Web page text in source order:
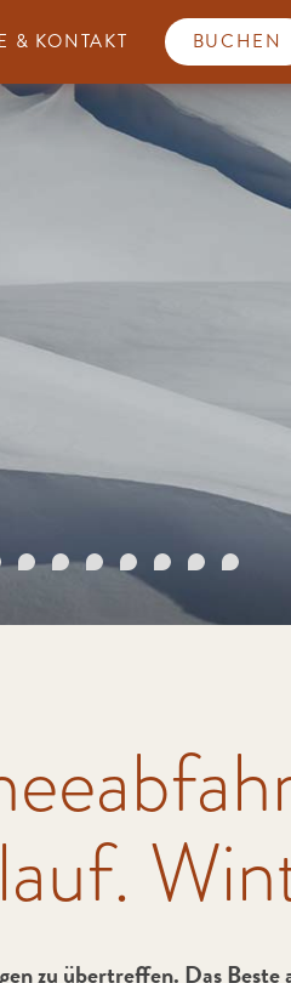
& KONTAKT BUCHEN
zu übertreffen. Das Beste